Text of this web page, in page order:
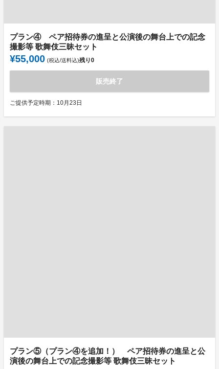
プラン④ ペア招待券の進呈と公演後の舞台上での記念
撮影等 歌舞伎三昧セット
¥55,000 (税込/送料込)残り0
販売終了
ご提供予定時期：10月23日
プラン⑤（プラン④を追加！） ペア招待券の進呈と公
演後の舞台上での記念撮影等 歌舞伎三昧セット